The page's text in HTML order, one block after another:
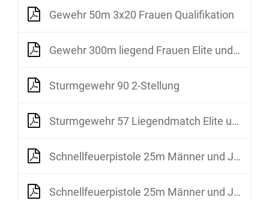
Gewehr 50m 3x20 Frauen Qualifikation
Gewehr 300m liegend Frauen Elite und Juniorinnen U19 - U21
Sturmgewehr 90 2-Stellung
Sturmgewehr 57 Liegendmatch Elite und Senioren
Schnellfeuerpistole 25m Männer und Junioren Final
Schnellfeuerpistole 25m Männer und Junioren Qualifikation